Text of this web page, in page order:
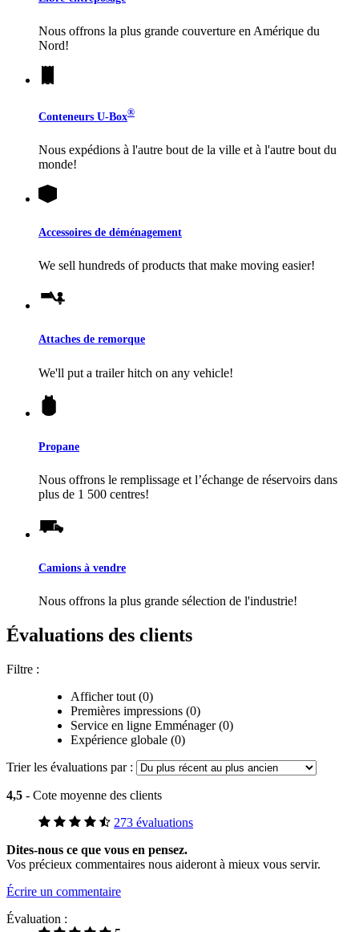
Nous offrons la plus grande couverture en Amérique du
Nord!
Conteneurs U-Box®
Nous expédions à l'autre bout de la ville et à l'autre bout du
monde!
Accessoires de déménagement
We sell hundreds of products that make moving easier!
Attaches de remorque
We'll put a trailer hitch on any vehicle!
Propane
Nous offrons le remplissage et l’échange de réservoirs dans
plus de 1 500 centres!
Camions à vendre
Nous offrons la plus grande sélection de l'industrie!
Évaluations des clients
Filtre :
Afficher tout (0)
Premières impressions (0)
Service en ligne Emménager (0)
Expérience globale (0)
Trier les évaluations par :
4,5 - Cote moyenne des clients
273 évaluations
Dites-nous ce que vous en pensez.
Vos précieux commentaires nous aideront à mieux vous servir.
Écrire un commentaire
Évaluation :